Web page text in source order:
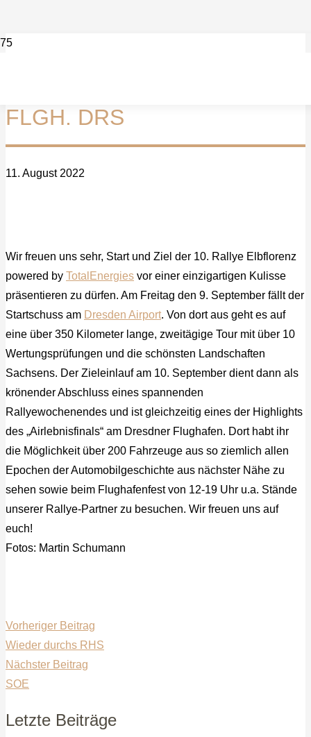
FLGH. DRS
11. August 2022
Wir freuen uns sehr, Start und Ziel der 10. Rallye Elbflorenz
powered by TotalEnergies vor einer einzigartigen Kulisse
präsentieren zu dürfen. Am Freitag den 9. September fällt der
Startschuss am Dresden Airport. Von dort aus geht es auf
eine über 350 Kilometer lange, zweitägige Tour mit über 10
Wertungsprüfungen und die schönsten Landschaften
Sachsens. Der Zieleinlauf am 10. September dient dann als
krönender Abschluss eines spannenden
Rallyewochenendes und ist gleichzeitig eines der Highlights
des „Airlebnisfinals“ am Dresdner Flughafen. Dort habt ihr
die Möglichkeit über 200 Fahrzeuge aus so ziemlich allen
Epochen der Automobilgeschichte aus nächster Nähe zu
sehen sowie beim Flughafenfest von 12-19 Uhr u.a. Stände
unserer Rallye-Partner zu besuchen. Wir freuen uns auf
euch!
Fotos: Martin Schumann
Vorheriger Beitrag
Wieder durchs RHS
Nächster Beitrag
SOE
Letzte Beiträge